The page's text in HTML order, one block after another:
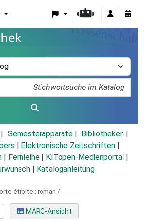
Semesterapparate
Bibliotheken
Elektronische Zeitschriften
Fernleihe KITopen-Medienportal
Kataloganleitung
étroite : roman /
MARC-Ansicht